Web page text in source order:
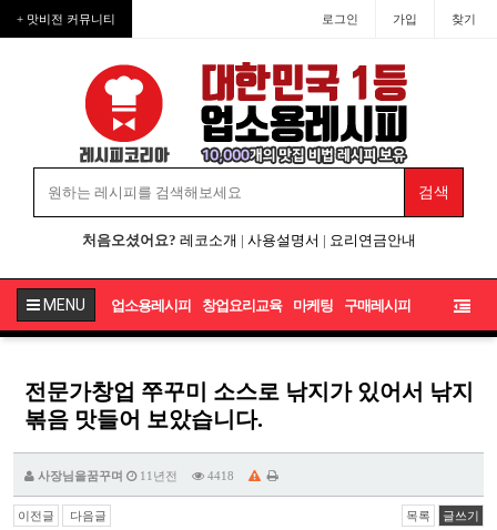
+ 맛비전 커뮤니티 로그인 가입 찾기
처음오셨어요? 레코소개 | 사용설명서 | 요리연금안내
MENU 업소용레시피 창업요리교육 마케팅 구매레시피
전문가창업 쭈꾸미 소스로 낚지가 있어서 낚지
볶음 맛들어 보았습니다.
사장님을꿈꾸며 11년전 4418
이전글 다음글 목록 글쓰기